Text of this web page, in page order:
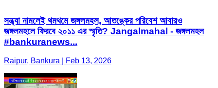
সন্ধ্যা নামলেই থমথমে জঙ্গলমহল, আতঙ্কের পরিবেশ আবারও
জঙ্গলমহলে ফিরবে ২০১১ এর স্মৃতি? Jangalmahal - জঙ্গলমহল
#bankuranews...
Raipur, Bankura | Feb 13, 2026